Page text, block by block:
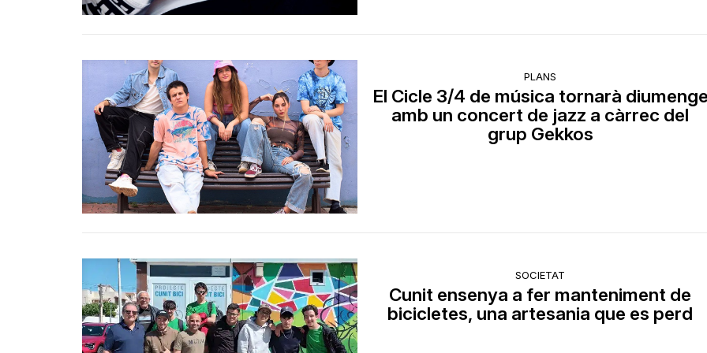
PLANS
El Cicle 3/4 de música tornarà
amb un concert de jazz a càrrec del
grup Gekkos
SOCIETAT
Cunit ensenya a fer manteniment de
bicicletes, una artesania que es perd